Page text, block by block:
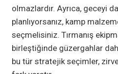
olmazlardır. Ayrıca, geceyi
planlıyorsanız, kamp
seçmelisiniz. Tırmanış
birleştiğinde güzergahlar
bu tür stratejik seçimler,